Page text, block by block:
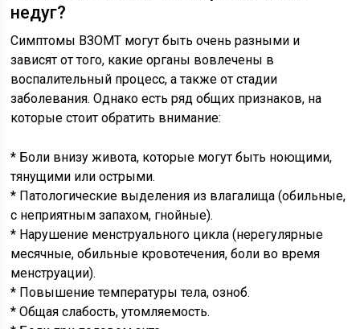
недуг?
Симптомы ВЗОМТ могут быть очень разными и
зависят от того, какие органы вовлечены в
воспалительный процесс, а также от стадии
заболевания. Однако есть ряд общих признаков, на
которые стоит обратить внимание:
* Боли внизу живота, которые могут быть ноющими,
тянущими или острыми.
* Патологические выделения из влагалища (обильные,
с неприятным запахом, гнойные).
* Нарушение менструального цикла (нерегулярные
месячные, обильные кровотечения, боли во время
менструации).
* Повышение температуры тела, озноб.
* Общая слабость, утомляемость.